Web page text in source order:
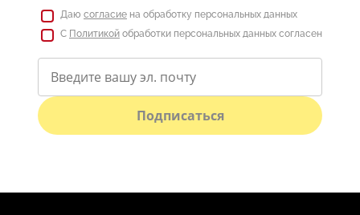
Даю согласие на обработку персональных данных
С Политикой обработки персональных данных согласен
Подписаться